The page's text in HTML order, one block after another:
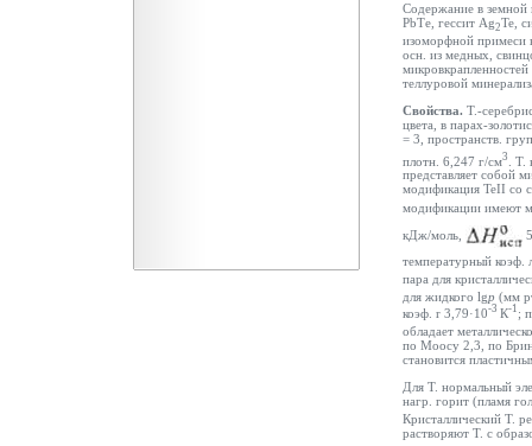
Содержание в земной
РbТе, гессит Ag2Te,
изоморфной примеси
осн. из медных,
теллуровой
Свойства. Т.-
цвета, в парах-
= 3, пространств.
плотн. 6,247 г/см3
.
представляет собой
модификация TeII со
модификации имеют
кДж/моль,
температурный коэф.
пара для
для жидкого lgp (мм
коэф. r 3,79·10-3 К-1 ;
обладает
по Моосу 2,3, по
становится
Для Т. нормальный
нагр. горит (пламя
Кристаллический Т.
растворяют Т. с